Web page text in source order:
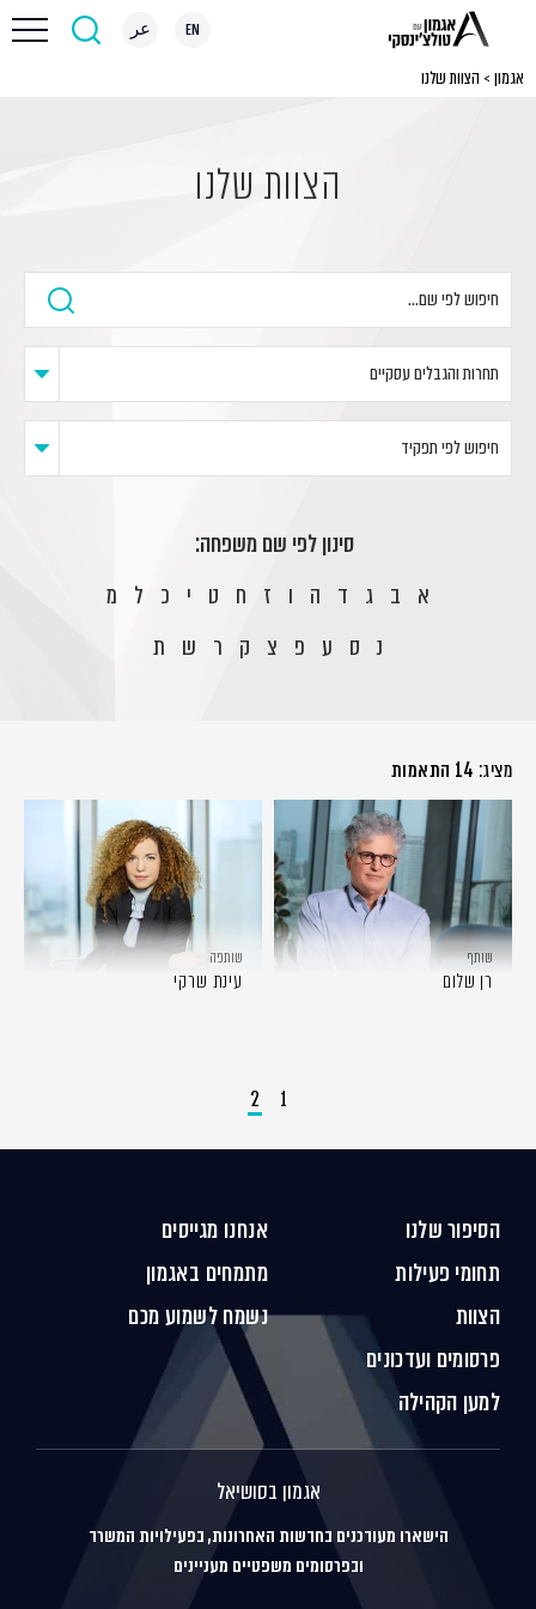
EN عر
אגמון > הצוות שלנו
הצוות שלנו
סינון לפי שם משפחה:
א ב ג ד ה ו ז ח ט י כ ל מ
נ ס ע פ צ ק ר ש ת
מציג: 14 התאמות
שותף
רן שלום
שותפה
עינת שרקי
1
2
הסיפור שלנו
תחומי פעילות
הצוות
פרסומים ועדכונים
למען הקהילה
אנחנו מגייסים
מתמחים באגמון
נשמח לשמוע מכם
אגמון בסושיאל
הישארו מעודכנים בחדשות האחרונות, בפעילויות המשרד
ובפרסומים משפטיים מעניינים